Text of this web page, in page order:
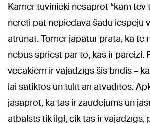
Kamēr tuvinieki nesaprot “kam tev
nereti pat nepiedāvā šādu iespēju
atrunāt. Tomēr jāpatur prātā, ka te
nebūs spriest par to, kas ir pareizi.
vecākiem ir vajadzīgs šis brīdis –
lai satiktos un tūlīt arī atvadītos.
jāsaprot, ka tas ir zaudējums un
atbalsts tik ilgi, cik tas ir vajadzīgs,